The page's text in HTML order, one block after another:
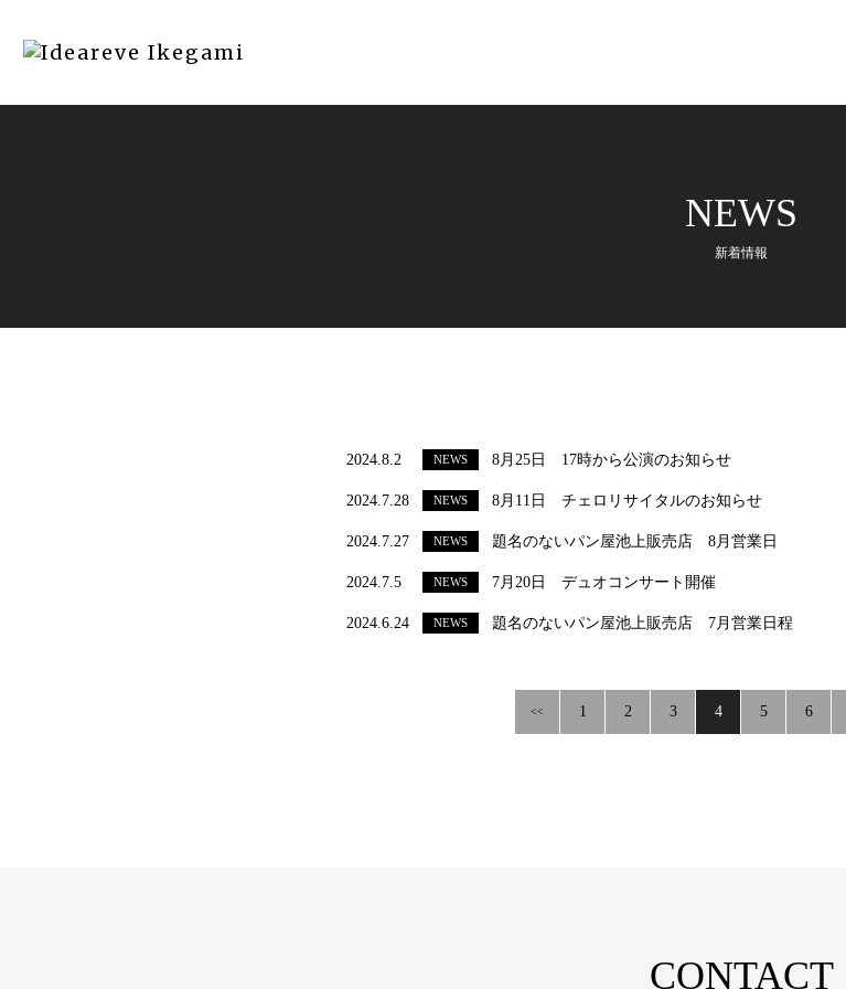
NEWS
新着情報
2024.8.2 NEWS 8月25日 17時から公演のお知らせ
2024.7.28 NEWS 8月11日 チェロリサイタルのお知らせ
2024.7.27 NEWS 題名のないパン屋池上販売店 8月営業日
2024.7.5 NEWS 7月20日 デュオコンサート開催
2024.6.24 NEWS 題名のないパン屋池上販売店 7月営業日程
<< 1 2 3 4 5 6
CONTACT